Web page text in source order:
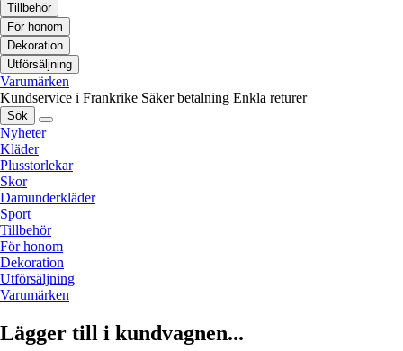
Tillbehör
För honom
Dekoration
Utförsäljning
Varumärken
Kundservice i Frankrike Säker betalning Enkla returer
Sök
Nyheter
Kläder
Plusstorlekar
Skor
Damunderkläder
Sport
Tillbehör
För honom
Dekoration
Utförsäljning
Varumärken
Lägger till i kundvagnen...